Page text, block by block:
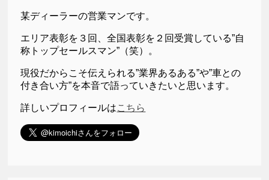
某ディーラーの営業マンです。
エリア表彰を３回、全国表彰を２回受賞している”自
称トップセールスマン”（笑）。
現役だからこそ伝えられる”業界あるある”や”車との
付き合い方”を本音で語っていきたいと思います。
詳しいプロフィールはこちら